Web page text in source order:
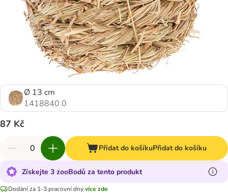
Ø 13 cm
1418840.0
87 Kč
Přidat do košíkuPřidat do košíku
Získejte 3 zooBodů za tento produkt
Dodání za 1-3 pracovní dnyvíce zde